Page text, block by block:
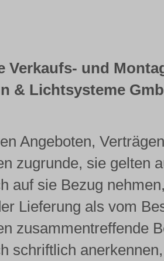
Verkaufs- und
& Lichtsysteme
Angeboten,
zugrunde, sie gelten
auf sie Bezug
Lieferung als vom
zusammentreffende
schriftlich